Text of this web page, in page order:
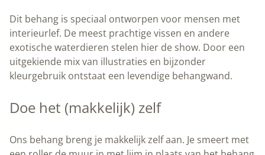
Dit behang is speciaal ontworpen voor mensen met
interieurlef. De meest prachtige vissen en andere
exotische waterdieren stelen hier de show. Door een
uitgekiende mix van illustraties en bijzonder
kleurgebruik ontstaat een levendige behangwand.
Doe het (makkelijk) zelf
Ons behang breng je makkelijk zelf aan. Je smeert met